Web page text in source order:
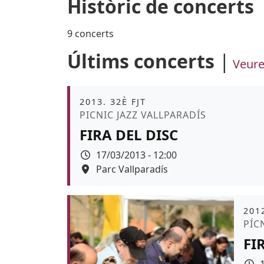
Històric de concerts
9 concerts
Últims concerts
Àmbit
2013. 32È FJT
Promoció
PICNIC JAZZ VALLPARADÍS
FIRA DEL DISC
Data
17/03/2013 - 12:00
Espai
Parc Vallparadís